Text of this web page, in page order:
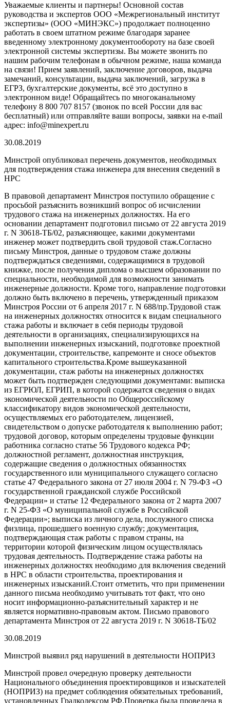
Уважаемые клиенты и партнеры! Основной состав
руководства и экспертов ООО «Межрегиональный институт
экспертизы» (ООО «МИНЭКС») продолжает полноценно
работать в своем штатном режиме благодаря заранее
введенному электронному документообороту на базе своей
электронной системы экспертизы. Вы можете звонить по
нашим рабочим телефонам в обычном режиме, наша команда
на связи! Прием заявлений, заключение договоров, выдача
замечаний, консультации, выдача заключений, загрузка в
ЕГРЗ, бухгалтерские документы, всё это доступно в
электронном виде! Обращайтесь по многоканальному
телефону 8 800 707 8157 (звонок по всей России для вас
бесплатный) или отправляйте ваши вопросы, заявки на e-mail
адрес: info@minexpert.ru
30.08.2019
Минстрой опубликовал перечень документов, необходимых
для подтверждения стажа инженера для внесения сведений в
НРС
В правовой департамент Минстроя поступило обращение с
просьбой разъяснить возникший вопрос об исчислении
трудового стажа на инженерных должностях. На его
основании департамент подготовил письмо от 22 августа 2019
г. N 30618-ТБ/02, разъясняющее, какими документами
инженер может подтвердить свой трудовой стаж.Согласно
письму Минстроя, данные о трудовом стаже должны
подтверждаться сведениями, содержащимися в трудовой
книжке, после получения диплома о высшем образовании по
специальности, необходимой для возможности занимать
инженерные должности. Кроме того, направление подготовки
должно быть включено в перечень, утвержденный приказом
Минстроя России от 6 апреля 2017 г. N 688/пр.Трудовой стаж
на инженерных должностях относится к видам специального
стажа работы и включает в себя периоды трудовой
деятельности в организациях, специализирующихся на
выполнении инженерных изысканий, подготовке проектной
документации, строительстве, капремонте и сносе объектов
капитального строительства.Кроме вышеуказанной
документации, стаж работы на инженерных должностях
может быть подтвержден следующими документами: выписка
из ЕГРЮЛ, ЕГРИП, в которой содержатся сведения о видах
экономической деятельности по Общероссийскому
классификатору видов экономической деятельности,
осуществляемых его работодателем, лицензией,
свидетельством о допуске работодателя к выполнению работ;
трудовой договор, которым определены трудовые функции
работника согласно статье 56 Трудового кодекса РФ;
должностной регламент, должностная инструкция,
содержащие сведения о должностных обязанностях
государственного или муниципального служащего согласно
статье 47 Федерального закона от 27 июля 2004 г. N 79-ФЗ «О
государственной гражданской службе Российской
Федерации» и статье 12 Федерального закона от 2 марта 2007
г. N 25-ФЗ «О муниципальной службе в Российской
Федерации»; выписка из личного дела, послужного списка
физлица, прошедшего военную службу; документация,
подтверждающая стаж работы с правом страны, на
территории которой физическим лицом осуществлялась
трудовая деятельность. Подтверждение стажа работы на
инженерных должностях необходимо для включения сведений
в НРС в области строительства, проектирования и
инженерных изысканий.Стоит отметить, что при применении
данного письма необходимо учитывать тот факт, что оно
носит информационно-разъяснительный характер и не
является нормативно-правовым актом. Письмо правового
департамента Минстроя от 22 августа 2019 г. N 30618-ТБ/02
30.08.2019
Минстрой выявил ряд нарушений в деятельности НОПРИЗ
Минстрой провел очередную проверку деятельности
Национального объединения проектировщиков и изыскателей
(НОПРИЗ) на предмет соблюдения обязательных требований,
установленных Градкодексом РФ.Проверка была проведена в